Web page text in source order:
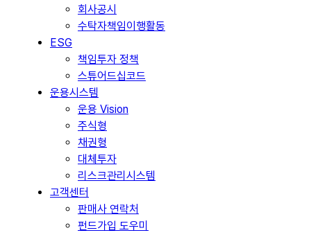
회사공시
수탁자책임이행활동
ESG
책임투자 정책
스튜어드십코드
운용시스템
운용 Vision
주식형
채권형
대체투자
리스크관리시스템
고객센터
판매사 연락처
펀드가입 도우미